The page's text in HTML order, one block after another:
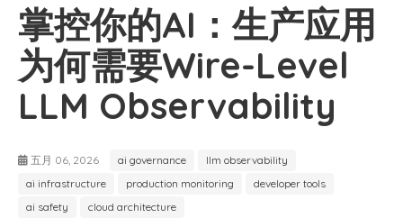
掌控你的AI：生产应用
为何需要Wire-Level
LLM Observability
五月 06, 2026 ai governance
llm observability
ai infrastructure
production monitoring
developer tools
ai safety
cloud architecture